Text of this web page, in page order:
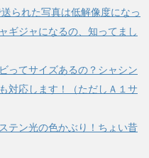
られた写真は低解像度になっ
ギジャになるの、知ってまし
ってサイズあるの？シャシン
対応します！（ただしＡ１サ
テン光の色かぶり！ちょい昔